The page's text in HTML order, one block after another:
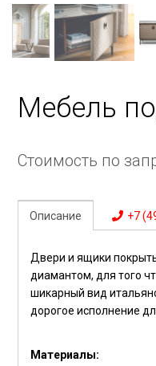
Мебель
Стоимость по
Описание +7
Двери и ящики
диамантом, для того
шикарный вид
дорогое исполнение
Материалы: